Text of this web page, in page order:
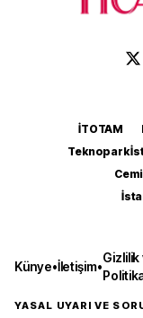
İTOTAM
Teknopark
Künye•İletişim•
Gizlilik
YASAL UYARI VE